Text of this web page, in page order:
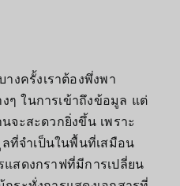
งครั้งเราต้องพึ่งพา
ๆ ในการเข้าถึงข้อมูล แต่
จะสะดวกยิ่งขึ้น เพราะ
ที่จำเป็นในพื้นที่เสมือน
สดงกราฟที่มีการเปลี่ยน